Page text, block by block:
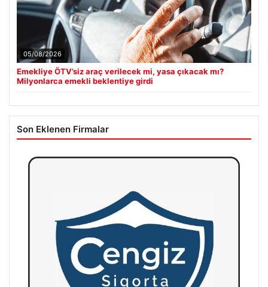
05/08/2026
Emekliye ÖTV’siz araç verilecek mi, yasa çıkacak mı?
Milyonlarca emekli beklentiye girdi
Son Eklenen Firmalar